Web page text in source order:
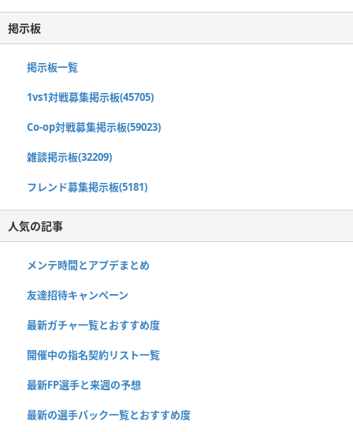
掲示板
掲示板一覧
1vs1対戦募集掲示板(45705)
Co-op対戦募集掲示板(59023)
雑談掲示板(32209)
フレンド募集掲示板(5181)
人気の記事
メンテ時間とアプデまとめ
友達招待キャンペーン
最新ガチャ一覧とおすすめ度
開催中の指名契約リスト一覧
最新FP選手と来週の予想
最新の選手パック一覧とおすすめ度